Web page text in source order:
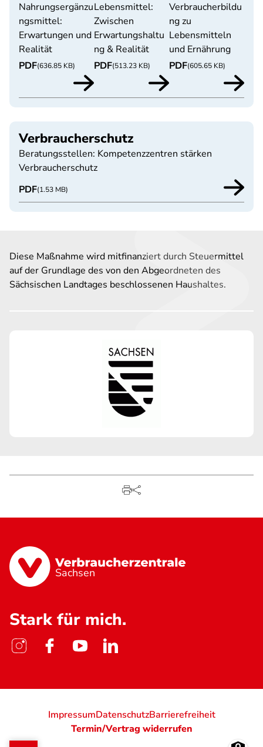
Nahrungsergänzu
ngsmittel:
Erwartungen und
Realität
PDF(636.85 KB)
Lebensmittel:
Zwischen
Erwartungshaltu
ng & Realität
PDF(513.23 KB)
Verbraucherbildu
ng zu
Lebensmitteln
und Ernährung
PDF(605.65 KB)
Verbraucherschutz
Beratungsstellen: Kompetenzzentren stärken
Verbraucherschutz
PDF(1.53 MB)
Diese Maßnahme wird mitfinanziert durch Steuermittel
auf der Grundlage des von den Abgeordneten des
Sächsischen Landtages beschlossenen Haushaltes.
Sachsen
Stark für mich.
ImpressumDatenschutzBarrierefreiheit
Termin/Vertrag widerrufen